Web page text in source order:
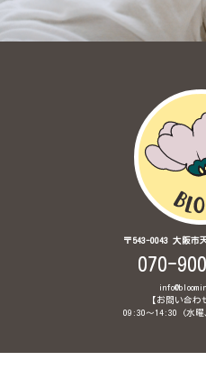
〒543-0043 大阪市
070-
【お問い合わ
09:30〜14:30 (水曜